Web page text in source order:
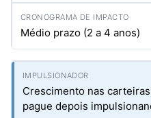
Médio prazo (2 a 4 anos)
Crescimento nas
pague depois